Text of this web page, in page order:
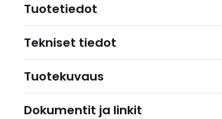
Tuotetiedot
Tekniset tiedot
Tuotekuvaus
Dokumentit ja linkit